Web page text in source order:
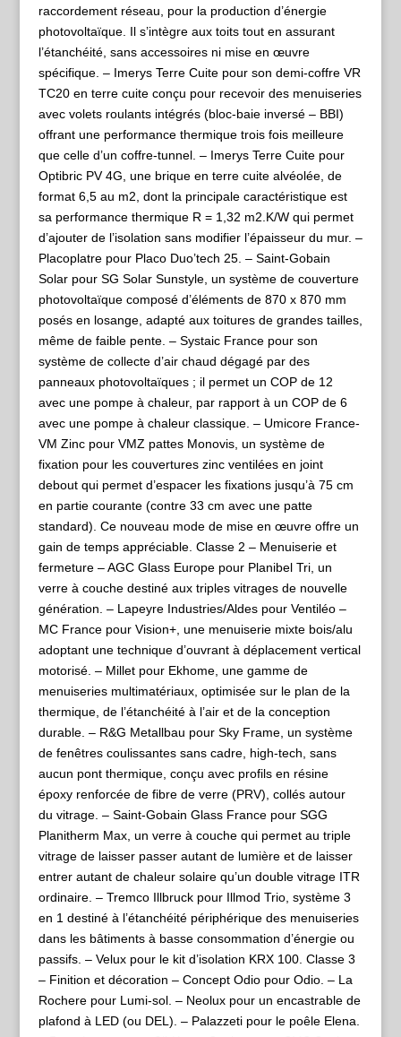
raccordement réseau, pour la production d’énergie
photovoltaïque. Il s’intègre aux toits tout en assurant
l’étanchéité, sans accessoires ni mise en œuvre
spécifique. – Imerys Terre Cuite pour son demi-coffre VR
TC20 en terre cuite conçu pour recevoir des menuiseries
avec volets roulants intégrés (bloc-baie inversé – BBI)
offrant une performance thermique trois fois meilleure
que celle d’un coffre-tunnel. – Imerys Terre Cuite pour
Optibric PV 4G, une brique en terre cuite alvéolée, de
format 6,5 au m2, dont la principale caractéristique est
sa performance thermique R = 1,32 m2.K/W qui permet
d’ajouter de l’isolation sans modifier l’épaisseur du mur. –
Placoplatre pour Placo Duo’tech 25. – Saint-Gobain
Solar pour SG Solar Sunstyle, un système de couverture
photovoltaïque composé d’éléments de 870 x 870 mm
posés en losange, adapté aux toitures de grandes tailles,
même de faible pente. – Systaic France pour son
système de collecte d’air chaud dégagé par des
panneaux photovoltaïques ; il permet un COP de 12
avec une pompe à chaleur, par rapport à un COP de 6
avec une pompe à chaleur classique. – Umicore France-
VM Zinc pour VMZ pattes Monovis, un système de
fixation pour les couvertures zinc ventilées en joint
debout qui permet d’espacer les fixations jusqu’à 75 cm
en partie courante (contre 33 cm avec une patte
standard). Ce nouveau mode de mise en œuvre offre un
gain de temps appréciable. Classe 2 – Menuiserie et
fermeture – AGC Glass Europe pour Planibel Tri, un
verre à couche destiné aux triples vitrages de nouvelle
génération. – Lapeyre Industries/Aldes pour Ventiléo –
MC France pour Vision+, une menuiserie mixte bois/alu
adoptant une technique d’ouvrant à déplacement vertical
motorisé. – Millet pour Ekhome, une gamme de
menuiseries multimatériaux, optimisée sur le plan de la
thermique, de l’étanchéité à l’air et de la conception
durable. – R&G Metallbau pour Sky Frame, un système
de fenêtres coulissantes sans cadre, high-tech, sans
aucun pont thermique, conçu avec profils en résine
époxy renforcée de fibre de verre (PRV), collés autour
du vitrage. – Saint-Gobain Glass France pour SGG
Planitherm Max, un verre à couche qui permet au triple
vitrage de laisser passer autant de lumière et de laisser
entrer autant de chaleur solaire qu’un double vitrage ITR
ordinaire. – Tremco Illbruck pour Illmod Trio, système 3
en 1 destiné à l’étanchéité périphérique des menuiseries
dans les bâtiments à basse consommation d’énergie ou
passifs. – Velux pour le kit d’isolation KRX 100. Classe 3
– Finition et décoration – Concept Odio pour Odio. – La
Rochere pour Lumi-sol. – Neolux pour un encastrable de
plafond à LED (ou DEL). – Palazzeti pour le poêle Elena.